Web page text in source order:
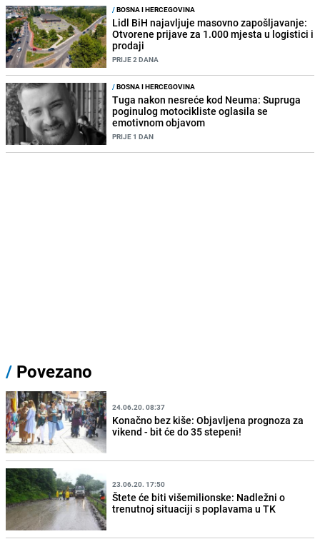
/BOSNA I HERCEGOVINA
Lidl BiH najavljuje masovno zapošljavanje:
Otvorene prijave za 1.000 mjesta u logistici i
prodaji
PRIJE 2 DANA
/BOSNA I HERCEGOVINA
Tuga nakon nesreće kod Neuma: Supruga
poginulog motocikliste oglasila se
emotivnom objavom
PRIJE 1 DAN
/ Povezano
24.06.20. 08:37
Konačno bez kiše: Objavljena prognoza za
vikend - bit će do 35 stepeni!
23.06.20. 17:50
Štete će biti višemilionske: Nadležni o
trenutnoj situaciji s poplavama u TK